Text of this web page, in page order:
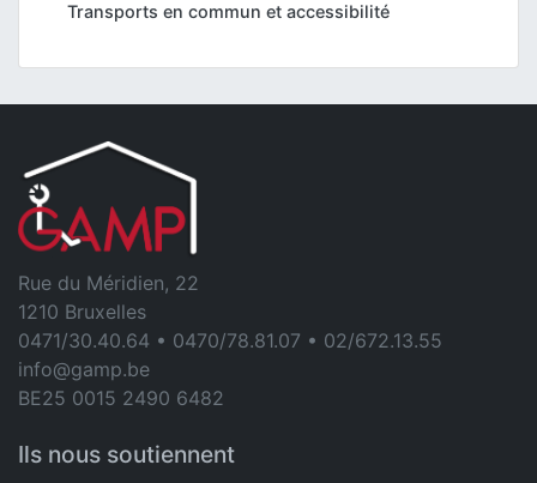
Transports en commun et accessibilité
Rue du Méridien, 22
1210 Bruxelles
0471/30.40.64 • 0470/78.81.07 • 02/672.13.55
info@gamp.be
BE25 0015 2490 6482
Ils nous soutiennent